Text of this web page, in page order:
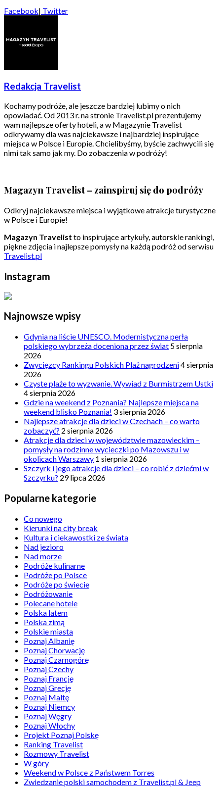
Facebook| Twitter
Redakcja Travelist
Kochamy podróże, ale jeszcze bardziej lubimy o nich
opowiadać. Od 2013 r. na stronie Travelist.pl prezentujemy
wam najlepsze oferty hoteli, a w Magazynie Travelist
odkrywamy dla was najciekawsze i najbardziej inspirujące
miejsca w Polsce i Europie. Chcielibyśmy, byście zachwycili się
nimi tak samo jak my. Do zobaczenia w podróży!
Magazyn Travelist – zainspiruj się do podróży
Odkryj najciekawsze miejsca i wyjątkowe atrakcje turystyczne
w Polsce i Europie!
Magazyn Travelist to inspirujące artykuły, autorskie rankingi,
piękne zdjęcia i najlepsze pomysły na każdą podróż od serwisu
Travelist.pl
Instagram
Najnowsze wpisy
Gdynia na liście UNESCO. Modernistyczna perła
polskiego wybrzeża doceniona przez świat 5 sierpnia
2026
Zwycięzcy Rankingu Polskich Plaż nagrodzeni4 sierpnia
2026
Czyste plaże to wyzwanie. Wywiad z Burmistrzem Ustki
4 sierpnia 2026
Gdzie na weekend z Poznania? Najlepsze miejsca na
weekend blisko Poznania! 3 sierpnia 2026
Najlepsze atrakcje dla dzieci w Czechach – co warto
zobaczyć? 2 sierpnia 2026
Atrakcje dla dzieci w województwie mazowieckim –
pomysły na rodzinne wycieczki po Mazowszu i w
okolicach Warszawy 1 sierpnia 2026
Szczyrk i jego atrakcje dla dzieci – co robić z dziećmi w
Szczyrku? 29 lipca 2026
Popularne kategorie
Co nowego
Kierunki na city break
Kultura i ciekawostki ze świata
Nad jezioro
Nad morze
Podróże kulinarne
Podróże po Polsce
Podróże po świecie
Podróżowanie
Polecane hotele
Polska latem
Polska zimą
Polskie miasta
Poznaj Albanię
Poznaj Chorwację
Poznaj Czarnogórę
Poznaj Czechy
Poznaj Francję
Poznaj Grecję
Poznaj Maltę
Poznaj Niemcy
Poznaj Węgry
Poznaj Włochy
Projekt Poznaj Polskę
Ranking Travelist
Rozmowy Travelist
W góry
Weekend w Polsce z Państwem Torres
Zwiedzanie polski samochodem z Travelist.pl & Jeep